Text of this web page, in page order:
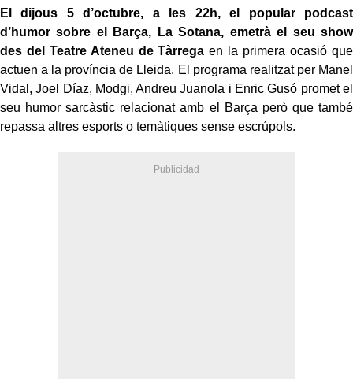
El dijous 5 d’octubre, a les 22h, el popular podcast
d’humor sobre el Barça, La Sotana, emetrà el seu show
des del Teatre Ateneu de Tàrrega en la primera ocasió que
actuen a la província de Lleida. El programa realitzat per Manel
Vidal, Joel Díaz, Modgi, Andreu Juanola i Enric Gusó promet el
seu humor sarcàstic relacionat amb el Barça però que també
repassa altres esports o temàtiques sense escrúpols.